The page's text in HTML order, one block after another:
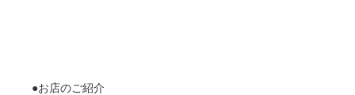
●お店のご紹介